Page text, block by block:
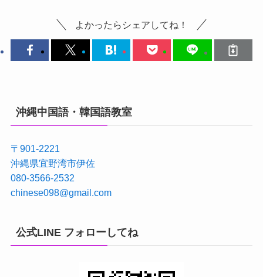
よかったらシェアしてね！
沖縄中国語・韓国語教室
〒901-2221
沖縄県宜野湾市伊佐
080-3566-2532
chinese098@gmail.com
公式LINE フォローしてね